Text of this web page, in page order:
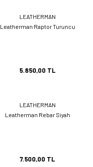
LEATHERMAN
Leatherman Raptor Turuncu
5.850,00 TL
LEATHERMAN
Leatherman Rebar Siyah
7.500,00 TL